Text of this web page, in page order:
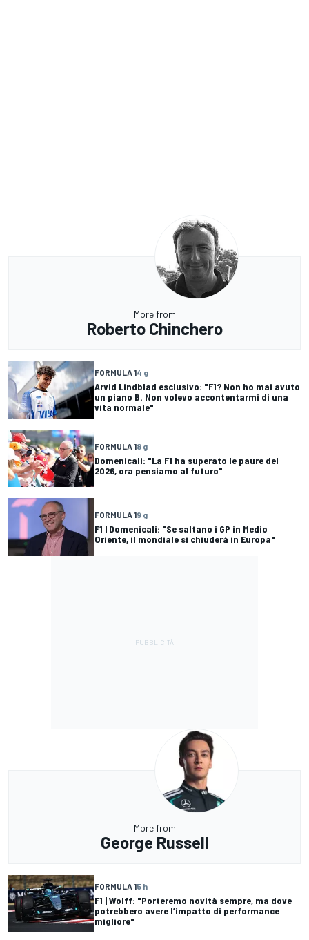
More from
Roberto Chinchero
FORMULA 14 g
Arvid Lindblad esclusivo: "F1? Non ho mai avuto
un piano B. Non volevo accontentarmi di una
vita normale"
FORMULA 18 g
Domenicali: "La F1 ha superato le paure del
2026, ora pensiamo al futuro"
FORMULA 19 g
F1 | Domenicali: "Se saltano i GP in Medio
Oriente, il mondiale si chiuderà in Europa"
More from
George Russell
FORMULA 15 h
F1 | Wolff: "Porteremo novità sempre, ma dove
potrebbero avere l’impatto di performance
migliore"